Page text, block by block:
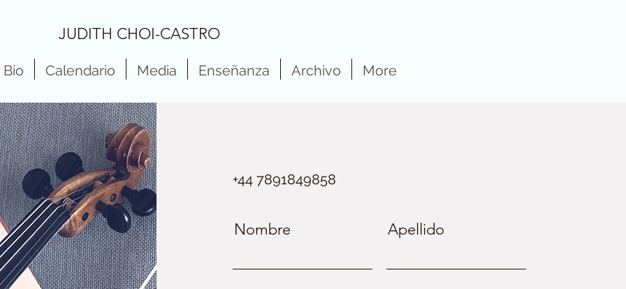
JUDITH CHOI-CASTRO
Bio Calendario Media Enseñanza Archivo More
+44 7891849858
Nombre Apellido